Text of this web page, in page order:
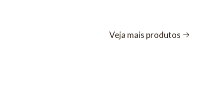
Veja mais produtos